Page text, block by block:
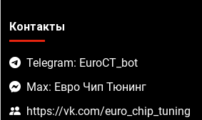
Контакты
Telegram: EuroCT_bot
Max: Евро Чип Тюнинг
https://vk.com/euro_chip_tuning